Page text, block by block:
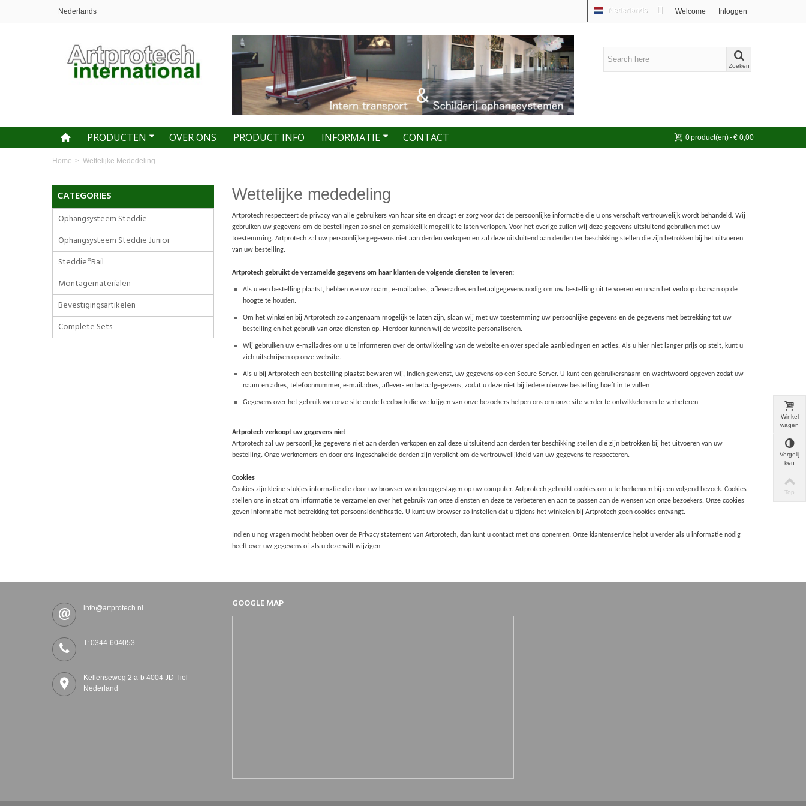
Nederlands Welcome Inloggen
Nederlands
Zoeken
0product(en)-€ 0,00
PRODUCTEN OVER ONS PRODUCT INFO INFORMATIE CONTACT
Home > Wettelijke Mededeling
CATEGORIES
Ophangsysteem Steddie
Ophangsysteem Steddie Junior
Steddie®Rail
Montagematerialen
Bevestigingsartikelen
Complete Sets
Wettelijke mededeling
Artprotech respecteert de privacy van alle gebruikers van haar site en draagt er zorg voor dat de persoonlijke informatie die u ons verschaft vertrouwelijk wordt behandeld. Wij
gebruiken uw gegevens om de bestellingen zo snel en gemakkelijk mogelijk te laten verlopen. Voor het overige zullen wij deze gegevens uitsluitend gebruiken met uw
toestemming. Artprotech zal uw persoonlijke gegevens niet aan derden verkopen en zal deze uitsluitend aan derden ter beschikking stellen die zijn betrokken bij het uitvoeren
van uw bestelling.
Artprotech gebruikt de verzamelde gegevens om haar klanten de volgende diensten te leveren:
Als u een bestelling plaatst, hebben we uw naam, e-mailadres, afleveradres en betaalgegevens nodig om uw bestelling uit te voeren en u van het verloop daarvan op de
hoogte te houden.
Om het winkelen bij Artprotech zo aangenaam mogelijk te laten zijn, slaan wij met uw toestemming uw persoonlijke gegevens en de gegevens met betrekking tot uw
bestelling en het gebruik van onze diensten op. Hierdoor kunnen wij de website personaliseren.
Wij gebruiken uw e-mailadres om u te informeren over de ontwikkeling van de website en over speciale aanbiedingen en acties. Als u hier niet langer prijs op stelt, kunt u
zich uitschrijven op onze website.
Als u bij Artprotech een bestelling plaatst bewaren wij, indien gewenst, uw gegevens op een Secure Server. U kunt een gebruikersnaam en wachtwoord opgeven zodat uw
naam en adres, telefoonnummer, e-mailadres, aflever- en betaalgegevens, zodat u deze niet bij iedere nieuwe bestelling hoeft in te vullen
Gegevens over het gebruik van onze site en de feedback die we krijgen van onze bezoekers helpen ons om onze site verder te ontwikkelen en te verbeteren.
Artprotech verkoopt uw gegevens niet
Artprotech zal uw persoonlijke gegevens niet aan derden verkopen en zal deze uitsluitend aan derden ter beschikking stellen die zijn betrokken bij het uitvoeren van uw
bestelling. Onze werknemers en door ons ingeschakelde derden zijn verplicht om de vertrouwelijkheid van uw gegevens te respecteren.
Cookies
Cookies zijn kleine stukjes informatie die door uw browser worden opgeslagen op uw computer. Artprotech gebruikt cookies om u te herkennen bij een volgend bezoek. Cookies
stellen ons in staat om informatie te verzamelen over het gebruik van onze diensten en deze te verbeteren en aan te passen aan de wensen van onze bezoekers. Onze cookies
geven informatie met betrekking tot persoonsidentificatie. U kunt uw browser zo instellen dat u tijdens het winkelen bij Artprotech geen cookies ontvangt.
Indien u nog vragen mocht hebben over de Privacy statement van Artprotech, dan kunt u contact met ons opnemen. Onze klantenservice helpt u verder als u informatie nodig
heeft over uw gegevens of als u deze wilt wijzigen.
info@artprotech.nl
T: 0344-604053
Kellenseweg 2 a-b 4004 JD Tiel
Nederland
GOOGLE MAP
Winkel
wagen
Vergelij
ken
Top